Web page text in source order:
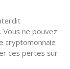
ne pouvez
cryptomonnaie
ces pertes sur